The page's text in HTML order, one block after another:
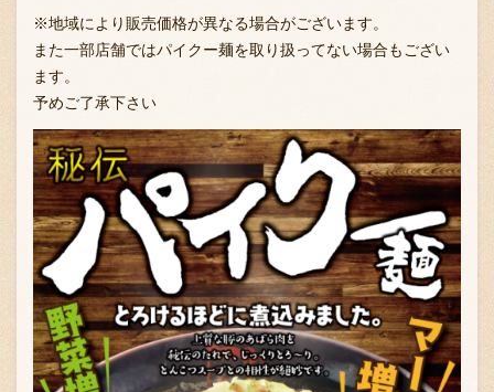
※地域により販売価格が異なる場合がございます。
また一部店舗ではパイクー麺を取り扱ってない場合もござい
ます。
予めご了承下さい